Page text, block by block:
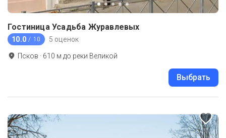
Гостиница Усадьба Журавлевых
10.0 / 10 5 оценок
Псков · 610 м до реки Великой
Выбрать